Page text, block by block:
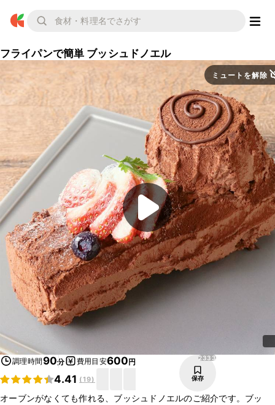
フライパンで簡単 ブッシュドノエル
ミュートを解除
調理時間90分 費用目安600円
4.41 (19)
2333
保存
オーブンがなくても作れる、ブッシュドノエルのご紹介です。ブッ